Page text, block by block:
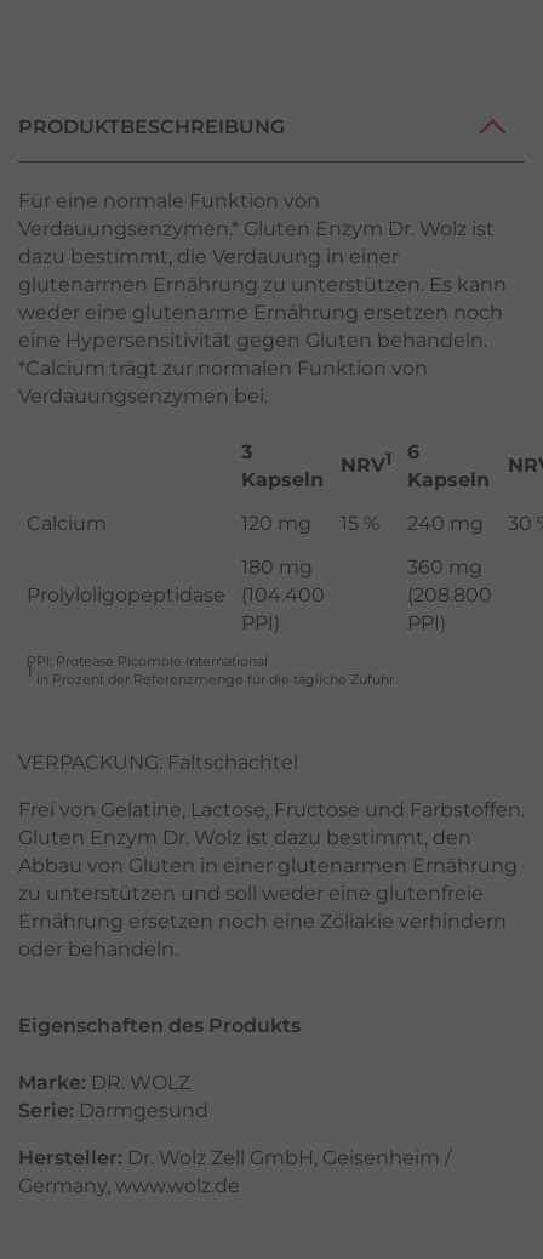
PRODUKTBESCHREIBUNG
Für eine normale Funktion von
Verdauungsenzymen.* Gluten Enzym Dr. Wolz ist
dazu bestimmt, die Verdauung in einer
glutenarmen Ernährung zu unterstützen. Es kann
weder eine glutenarme Ernährung ersetzen noch
eine Hypersensitivität gegen Gluten behandeln.
*Calcium trägt zur normalen Funktion von
Verdauungsenzymen bei.
3
Kapseln
NRV1
6
Kapseln
Calcium 120 mg 15 % 240 mg 30
Prolyloligopeptidase
180 mg
(104.400
PPI)
360 mg
(208.800
PPI)
PPI: Protease Picomole International
1 in Prozent der Referenzmenge für die tägliche Zufuhr
VERPACKUNG: Faltschachtel
Frei von Gelatine, Lactose, Fructose und Farbstoffen.
Gluten Enzym Dr. Wolz ist dazu bestimmt, den
Abbau von Gluten in einer glutenarmen Ernährung
zu unterstützen und soll weder eine glutenfreie
Ernährung ersetzen noch eine Zöliakie verhindern
oder behandeln.
Eigenschaften des Produkts
Marke: DR. WOLZ
Serie: Darmgesund
Hersteller: Dr. Wolz Zell GmbH, Geisenheim /
Germany, www.wolz.de